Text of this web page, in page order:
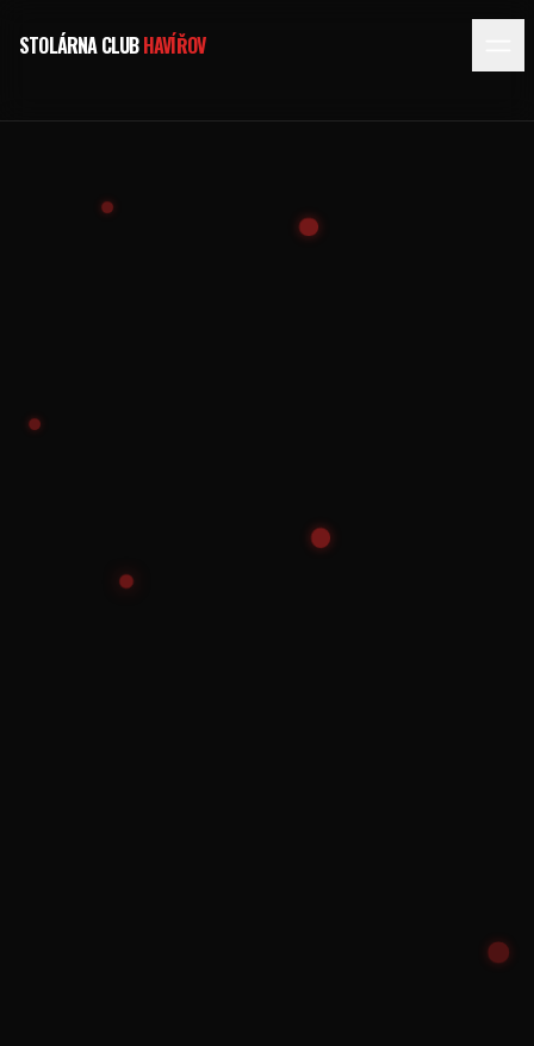
STOLÁRNA CLUBHAVÍŘOV